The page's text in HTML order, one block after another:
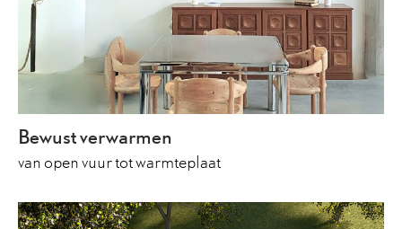
Bewust verwarmen
van open vuur tot warmteplaat